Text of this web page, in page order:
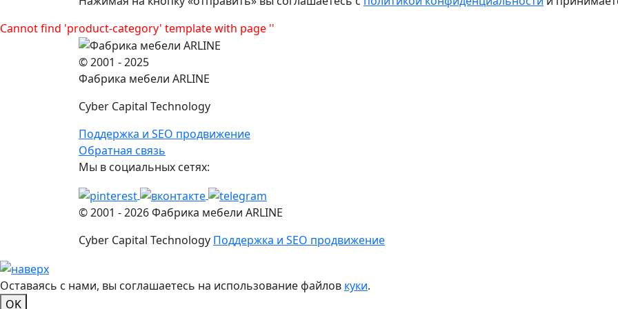
Cannot find 'product-category' template with page ''
© 2001 - 2025
Фабрика мебели ARLINE
Cyber Capital Technology
Поддержка и SEO продвижение
Обратная связь
Мы в социальных сетях:
© 2001 -2026Фабрика мебели ARLINE
Cyber Capital Technology Поддержка и SEO продвижение
Оставаясь с нами, вы соглашаетесь на использование файлов куки.
OK